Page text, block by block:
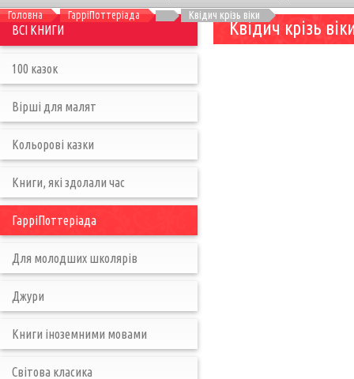
Головна ГарріПоттеріада Квідич крізь віки
Квідич крізь
ВСІ КНИГИ
100 казок
Вірші для малят
Кольорові казки
Книги, які здолали час
ГарріПоттеріада
Для молодших школярів
Джури
Книги іноземними мовами
Світова класика